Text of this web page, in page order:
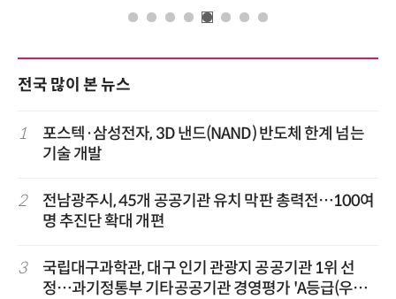
전국 많이 본 뉴스
1
포스텍·삼성전자, 3D 낸드(NAND) 반도체 한계 넘는
기술 개발
2
전남광주시, 45개 공공기관 유치 막판 총력전…100여
명 추진단 확대 개편
3
국립대구과학관, 대구 인기 관광지 공공기관 1위 선
정…과기정통부 기타공공기관 경영평가 'A등급(우수)'